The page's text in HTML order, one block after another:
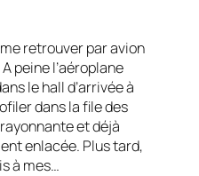
me retrouver par avion
peine l’aéroplane
le hall d’arrivée à
dans la file des
et déjà
enlacée. Plus tard,
à mes…